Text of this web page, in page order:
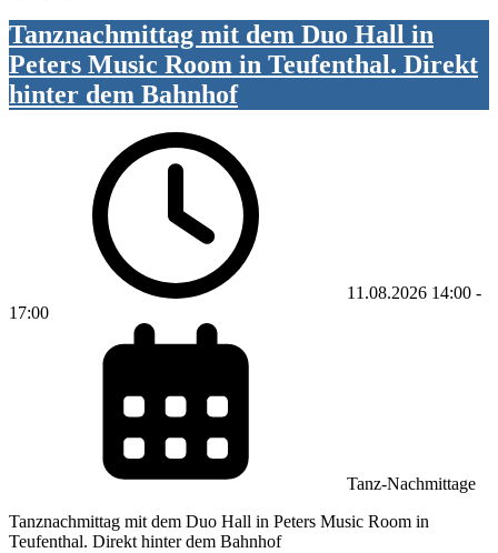
Tanznachmittag mit dem Duo Hall in
Peters Music Room in Teufenthal. Direkt
hinter dem Bahnhof
11.08.2026 14:00 -
17:00
Tanz-Nachmittage
Tanznachmittag mit dem Duo Hall in Peters Music Room in
Teufenthal. Direkt hinter dem Bahnhof